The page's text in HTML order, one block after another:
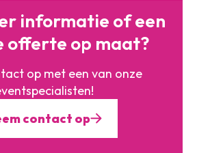
informatie ofeen
offerte op maat?
op met een van onze
contact op